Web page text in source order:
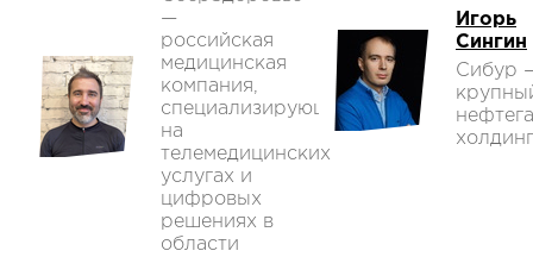
—
российская
медицинская
компания,
специализирующаяся
на
телемедицинских
услугах и
цифровых
решениях в
области
Игорь
Сингин
Сибур